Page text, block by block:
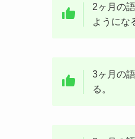
2ヶ月の
ようにな
3ヶ月の
る。